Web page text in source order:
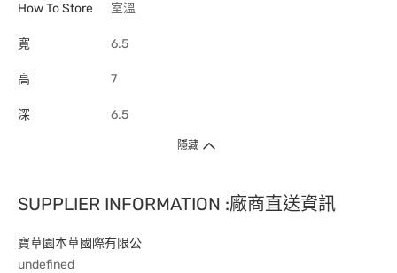
How To Store 室溫
寬 6.5
高 7
深 6.5
隱藏
SUPPLIER INFORMATION :廠商直送資訊
寶草園本草國際有限公
undefined